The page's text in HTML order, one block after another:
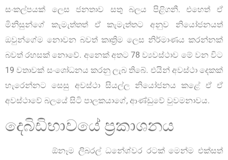
සංකල්පයක් ලෙස ජනතාව සතු බලය පිළිගනී. එහෙත් ඒ
මිනිසුන්ගේ කැමැත්තත් ඒ කැමැත්තට අනුව නියෝජනයත්
ඔවුන්ගේම නොවන බවත් කෘත්‍රිම ලෙස නිර්මාණය කරන්නක්
බවත් රහසක් නොවේ. අනෙක් අතට 78 ව්‍යවස්ථාව මේ වන විට
19 වතාවක් සංශෝධනය කරනු ලැබ තිබේ. එයින් අවස්ථා දෙකක්
හැරෙන්නට සෙසු අවස්ථා සියල්ල නියෝජනය කළේ ඒ ඒ
අවස්ථාවේ බලයේ සිටි පාලකයාගේ, ආණ්ඩුවේ වුවමනාවය.
දෙබිඩිභාවයේ ප්‍රකාශනය
ඕනෑම ලිබරල් ධනේශ්වර රටක් මෙන්ම එක්සත්